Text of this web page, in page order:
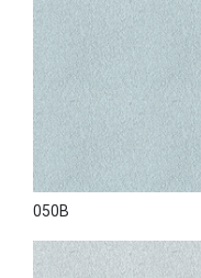
050B